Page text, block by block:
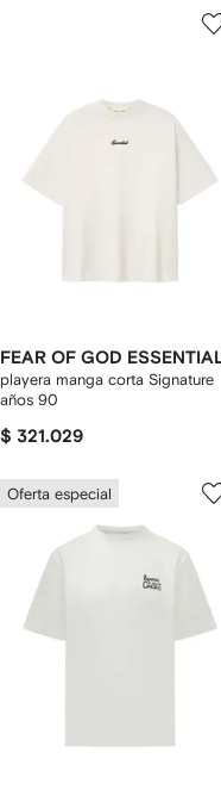
FEAR OF GOD
playera manga corta Signature
años 90
$ 321.029
Oferta especial